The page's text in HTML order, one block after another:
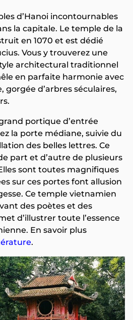
d’Hanoi incontournables
la capitale. Le temple de la
en 1070 et est dédié
Vous y trouverez une
architectural traditionnel
en parfaite harmonie avec
gorgée d’arbres séculaires,
portique d’entrée
la porte médiane, suivie du
des belles lettres. Ce
part et d’autre de plusieurs
sont toutes magnifiques
sur ces portes font allusion
Ce temple vietnamien
des poètes et des
d’illustrer toute l’essence
En savoir plus
.